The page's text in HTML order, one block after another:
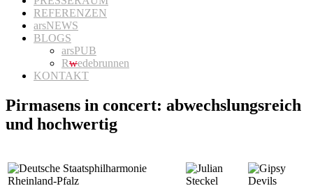
REFERENZEN
arsNEWS
BLOGS
arsPUB
Rwedebrunnen
KONTAKT
Pirmasens in concert: abwechslungsreich
und hochwertig